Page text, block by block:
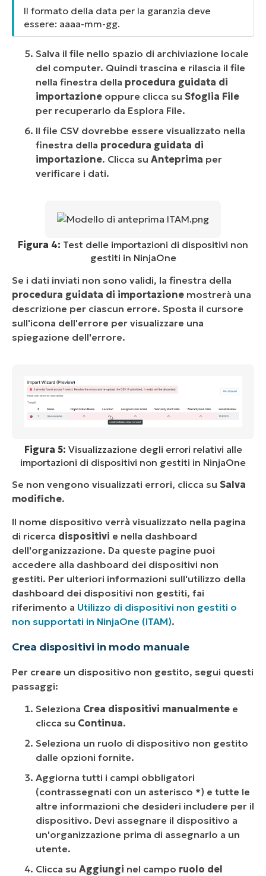
Il formato della data per la garanzia deve
essere: aaaa-mm-gg.
Salva il file nello spazio di archiviazione locale
del computer. Quindi trascina e rilascia il file
nella finestra della procedura guidata di
importazione oppure clicca su Sfoglia File
per recuperarlo da Esplora File.
Il file CSV dovrebbe essere visualizzato nella
finestra della procedura guidata di
importazione. Clicca su Anteprima per
verificare i dati.
Figura 4: Test delle importazioni di dispositivi non
gestiti in NinjaOne
Se i dati inviati non sono validi, la finestra della
procedura guidata di importazione mostrerà una
descrizione per ciascun errore. Sposta il cursore
sull'icona dell'errore per visualizzare una
spiegazione dell'errore.
Figura 5: Visualizzazione degli errori relativi alle
importazioni di dispositivi non gestiti in NinjaOne
Se non vengono visualizzati errori, clicca su Salva
modifiche.
Il nome dispositivo verrà visualizzato nella pagina
di ricerca dispositivi e nella dashboard
dell'organizzazione. Da queste pagine puoi
accedere alla dashboard dei dispositivi non
gestiti. Per ulteriori informazioni sull'utilizzo della
dashboard dei dispositivi non gestiti, fai
riferimento a Utilizzo di dispositivi non gestiti o
non supportati in NinjaOne (ITAM).
Crea dispositivi in modo manuale
Per creare un dispositivo non gestito, segui questi
passaggi:
Seleziona Crea dispositivi manualmente e
clicca su Continua.
Seleziona un ruolo di dispositivo non gestito
dalle opzioni fornite.
Aggiorna tutti i campi obbligatori
(contrassegnati con un asterisco *) e tutte le
altre informazioni che desideri includere per il
dispositivo. Devi assegnare il dispositivo a
un'organizzazione prima di assegnarlo a un
utente.
Clicca su Aggiungi nel campo ruolo del